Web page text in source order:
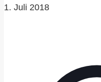
1. Juli 2018